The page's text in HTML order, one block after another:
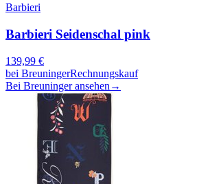
Barbieri
Barbieri Seidenschal pink
139,99 €
bei BreuningerRechnungskauf
Bei Breuninger ansehen →